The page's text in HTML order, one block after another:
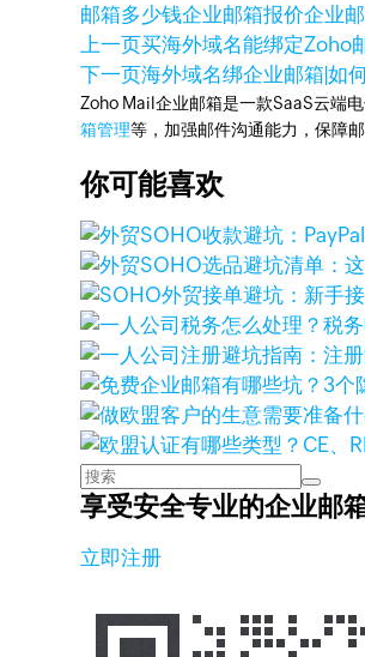
邮箱多少钱企业邮箱报价企业
上一页买海外域名能绑定Zoho
下一页海外域名绑企业邮箱|如
Zoho Mail企业邮箱是一款SaaS云端
箱管理等，加强邮件沟通能力，保障邮
你可能喜欢
享受安全专业的企业邮
立即注册